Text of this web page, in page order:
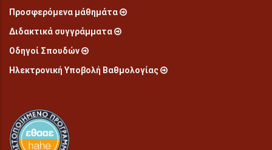
Προσφερόμενα μάθημάτα
Διδακτικά συγγράμματα
Οδηγοί Σπουδών
Ηλεκτρονική Υποβολή Βαθμολογίας